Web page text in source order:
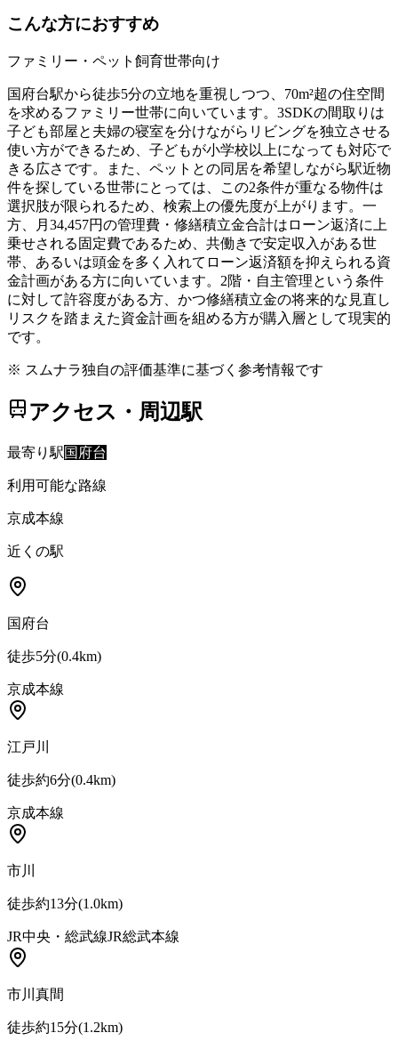
こんな方におすすめ
ファミリー・ペット飼育世帯向け
国府台駅から徒歩5分の立地を重視しつつ、70m²超の住空間
を求めるファミリー世帯に向いています。3SDKの間取りは
子ども部屋と夫婦の寝室を分けながらリビングを独立させる
使い方ができるため、子どもが小学校以上になっても対応で
きる広さです。また、ペットとの同居を希望しながら駅近物
件を探している世帯にとっては、この2条件が重なる物件は
選択肢が限られるため、検索上の優先度が上がります。一
方、月34,457円の管理費・修繕積立金合計はローン返済に上
乗せされる固定費であるため、共働きで安定収入がある世
帯、あるいは頭金を多く入れてローン返済額を抑えられる資
金計画がある方に向いています。2階・自主管理という条件
に対して許容度がある方、かつ修繕積立金の将来的な見直し
リスクを踏まえた資金計画を組める方が購入層として現実的
です。
※ スムナラ独自の評価基準に基づく参考情報です
アクセス・周辺駅
最寄り駅国府台
利用可能な路線
京成本線
近くの駅
国府台
徒歩5分(0.4km)
京成本線
江戸川
徒歩約6分(0.4km)
京成本線
市川
徒歩約13分(1.0km)
JR中央・総武線JR総武本線
市川真間
徒歩約15分(1.2km)